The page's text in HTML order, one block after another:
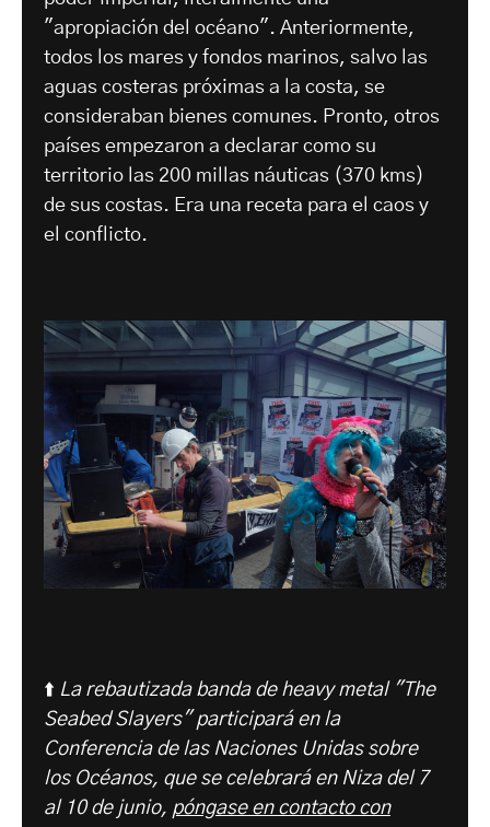
"apropiación del océano". Anteriormente,
todos los mares y fondos marinos, salvo las
aguas costeras próximas a la costa, se
consideraban bienes comunes. Pronto, otros
países empezaron a declarar como su
territorio las 200 millas náuticas (370 kms)
de sus costas. Era una receta para el caos y
el conflicto.
⬆️ La rebautizada banda de heavy metal "The
Seabed Slayers" participará en la
Conferencia de las Naciones Unidas sobre
los Océanos, que se celebrará en Niza del 7
al 10 de junio, póngase en contacto con